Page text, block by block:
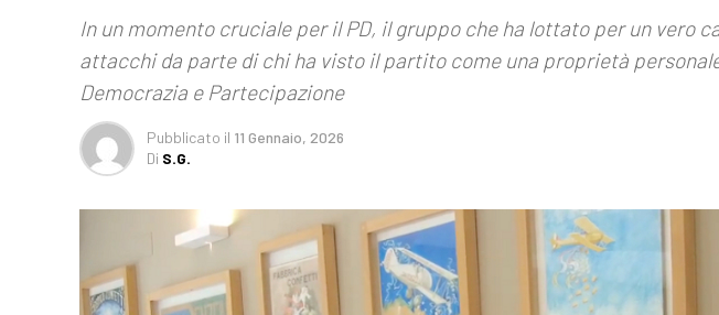
In un momento cruciale per il PD, il gruppo che ha lottato per un vero
attacchi da parte di chi ha visto il partito come una proprietà
Democrazia e Partecipazione
Pubblicato il 11 Gennaio, 2026
Di S.G.